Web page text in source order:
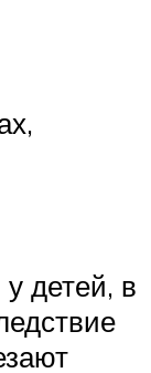
детей, в